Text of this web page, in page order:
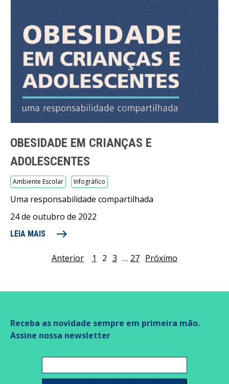
OBESIDADE EM CRIANÇAS E
ADOLESCENTES
Ambiente Escolar Infográfico
Uma responsabilidade compartilhada
24 de outubro de 2022
LEIA MAIS east
Anterior 1 2 3 … 27 Próximo
Receba as novidade sempre em primeira mão.
Assine nossa newsletter